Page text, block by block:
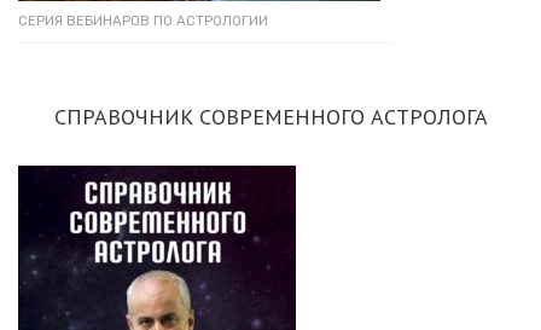
СЕРИЯ ВЕБИНАРОВ ПО АСТРОЛОГИИ
СПРАВОЧНИК СОВРЕМЕННОГО АСТРОЛОГА